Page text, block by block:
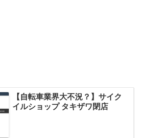
【自転車業界大不況？】サイク
イルショップ タキザワ閉店